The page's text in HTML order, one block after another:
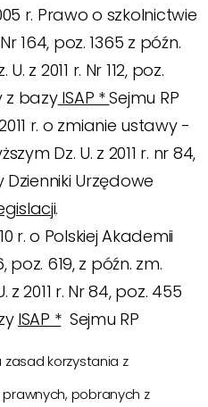
r. Prawo o szkolnictwie
164, poz. 1365 z późn.
z 2011 r. Nr 112, poz.
z bazyISAP *Sejmu RP
r. o zmianie ustawy -
Dz. U. z 2011 r. nr 84,
Urzędowe
.
r. o Polskiej Akademii
poz. 619, z późn. zm.
2011 r. Nr 84, poz. 455
ISAP *Sejmu RP
korzystania z
pobranych z